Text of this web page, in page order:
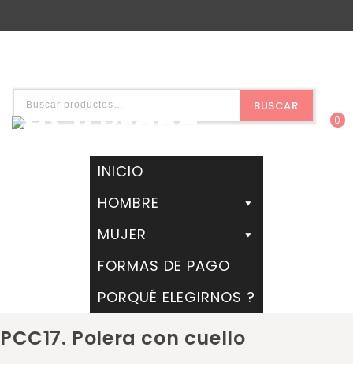
BUSCAR
0
INICIO
HOMBRE
MUJER
FORMAS DE PAGO
PORQUÉ ELEGIRNOS ?
PCC17. Polera con cuello